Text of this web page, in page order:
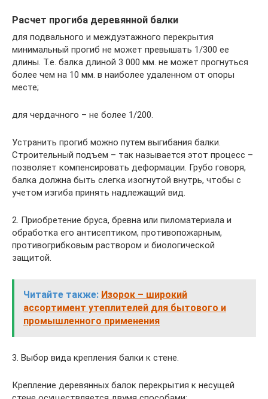
Расчет прогиба деревянной балки
для подвального и междуэтажного перекрытия
минимальный прогиб не может превышать 1/300 ее
длины. Т.е. балка длиной 3 000 мм. не может прогнуться
более чем на 10 мм. в наиболее удаленном от опоры
месте;
для чердачного – не более 1/200.
Устранить прогиб можно путем выгибания балки.
Строительный подъем – так называется этот процесс –
позволяет компенсировать деформации. Грубо говоря,
балка должна быть слегка изогнутой внутрь, чтобы с
учетом изгиба принять надлежащий вид.
2. Приобретение бруса, бревна или пиломатериала и
обработка его антисептиком, противопожарным,
противогрибковым раствором и биологической
защитой.
Читайте также: Изорок – широкий
ассортимент утеплителей для бытового и
промышленного применения
3. Выбор вида крепления балки к стене.
Крепление деревянных балок перекрытия к несущей